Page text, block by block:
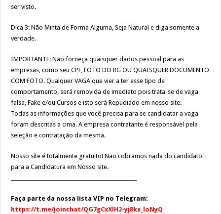
ser visto.
Dica 3: Não Minta de Forma Alguma, Seja Natural e diga somente a
verdade.
IMPORTANTE: Não forneça quaisquer dados pessoal para as
empresas, como seu CPF, FOTO DO RG OU QUAISQUER DOCUMENTO
COM FOTO. Qualquer VAGA que vier a ter esse tipo de
comportamento, será removida de imediato pois trata-se de vaga
falsa, Fake e/ou Cursos e isto será Repudiado em nosso site.
Todas as informações que você precisa para se candidatar a vaga
foram descritas a cima. A empresa contratante é responsável pela
seleção e contratação da mesma.
Nosso site é totalmente gratuito! Não cobramos nada do candidato
para a Candidatura em Nosso site.
Faça parte da nossa lista VIP no Telegram:
https://t.me/joinchat/QG7gCxXlH2-yj8kx_loNyQ